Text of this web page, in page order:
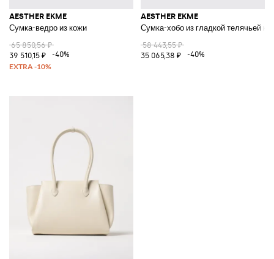
AESTHER EKME
Сумка-ведро из кожи
65 850,56 ₽
39 510,15 ₽
-40%
AESTHER EKME
Сумка-хобо из гладкой телячьей
58 443,55 ₽
35 065,38 ₽
-40%